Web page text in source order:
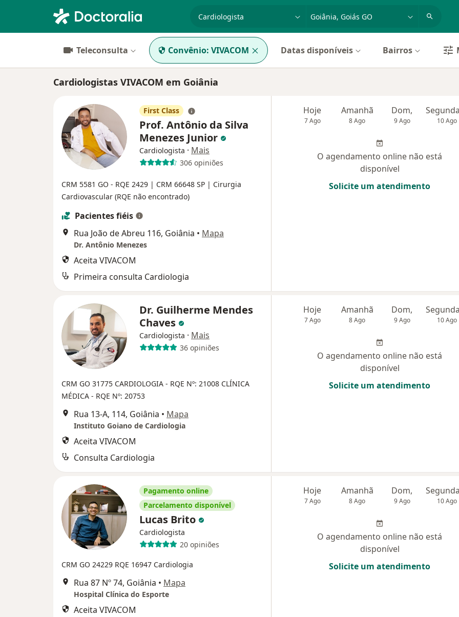
cidade ou região
Teleconsulta Convênio: VIVACOM Datas disponíveis Bairros
Cardiologistas VIVACOM em Goiânia
First Class
Prof. Antônio da Silva
Menezes Junior
Cardiologista · Mais
306 opiniões
CRM 5581 GO - RQE 2429 | CRM 66648 SP | Cirurgia
Cardiovascular (RQE não encontrado)
Pacientes fiéis
Rua João de Abreu 116, Goiânia • Mapa
Dr. Antônio Menezes
Aceita VIVACOM
Primeira consulta Cardiologia
Hoje
7 Ago
Amanhã
8 Ago
Dom,
9 Ago 10 Ago
O agendamento online não está
disponível
Solicite um atendimento
Dr. Guilherme Mendes
Chaves
Cardiologista · Mais
36 opiniões
CRM GO 31775 CARDIOLOGIA - RQE Nº: 21008 CLÍNICA
MÉDICA - RQE Nº: 20753
Rua 13-A, 114, Goiânia • Mapa
Instituto Goiano de Cardiologia
Aceita VIVACOM
Consulta Cardiologia
Hoje
7 Ago
Amanhã
8 Ago
Dom,
9 Ago 10 Ago
O agendamento online não está
disponível
Solicite um atendimento
Pagamento online
Parcelamento disponível
Lucas Brito
Cardiologista
20 opiniões
CRM GO 24229 RQE 16947 Cardiologia
Rua 87 Nº 74, Goiânia • Mapa
Hospital Clínica do Esporte
Aceita VIVACOM
Hoje
7 Ago
Amanhã
8 Ago
Dom,
9 Ago 10 Ago
O agendamento online não está
disponível
Solicite um atendimento